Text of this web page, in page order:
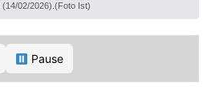
(14/02/2026).(Foto Ist)
Pause